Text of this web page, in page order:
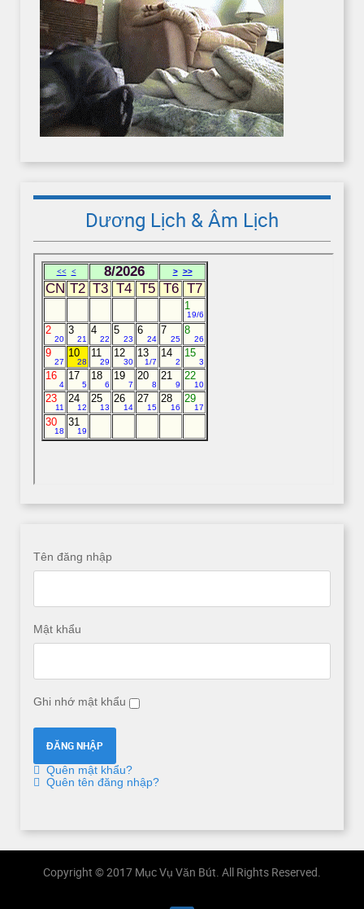
Dương Lịch & Âm Lịch
Tên đăng nhập
Mật khẩu
Ghi nhớ mật khẩu
Quên mật khẩu?
Quên tên đăng nhập?
Copyright © 2017 Mục Vụ Văn Bút. All Rights Reserved.